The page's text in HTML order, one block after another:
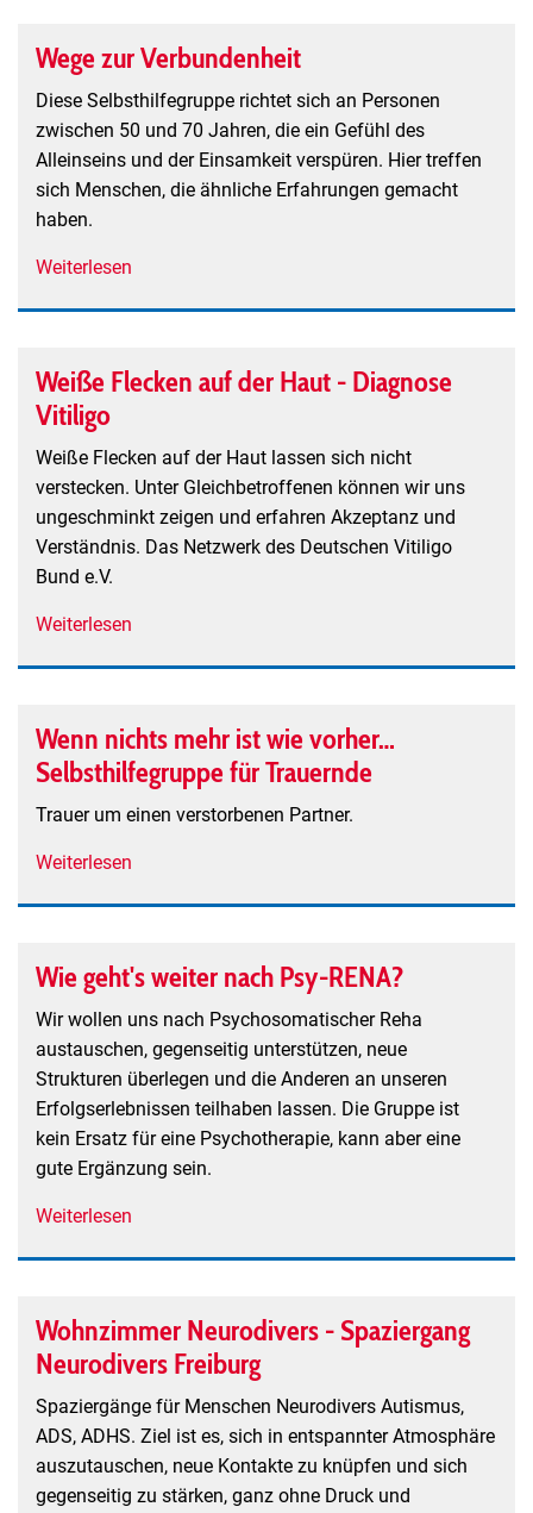
Selbsthilfegruppe
gegen
Einsamkeit
Wege zur Verbundenheit
Diese Selbsthilfegruppe richtet sich an Personen
zwischen 50 und 70 Jahren, die ein Gefühl des
Alleinseins und der Einsamkeit verspüren. Hier treffen
sich Menschen, die ähnliche Erfahrungen gemacht
haben.
Weiterlesen
Weiße Flecken auf der Haut - Diagnose
Vitiligo
Weiße Flecken auf der Haut lassen sich nicht
verstecken. Unter Gleichbetroffenen können wir uns
ungeschminkt zeigen und erfahren Akzeptanz und
Verständnis. Das Netzwerk des Deutschen Vitiligo
Bund e.V.
Weiterlesen
der
Haut
Wenn nichts mehr ist wie vorher…
Selbsthilfegruppe für Trauernde
Trauer um einen verstorbenen Partner.
Weiterlesen
ist
wie
vorher…
Selbsthilfegruppe
für
Trauernde
Wie geht's weiter nach Psy-RENA?
Wir wollen uns nach Psychosomatischer Reha
austauschen, gegenseitig unterstützen, neue
Strukturen überlegen und die Anderen an unseren
Erfolgserlebnissen teilhaben lassen. Die Gruppe ist
kein Ersatz für eine Psychotherapie, kann aber eine
gute Ergänzung sein.
Weiterlesen
nach
Psy-
RENA?
Wohnzimmer Neurodivers - Spaziergang
Neurodivers Freiburg
Spaziergänge für Menschen Neurodivers Autismus,
ADS, ADHS. Ziel ist es, sich in entspannter Atmosphäre
auszutauschen, neue Kontakte zu knüpfen und sich
gegenseitig zu stärken, ganz ohne Druck und